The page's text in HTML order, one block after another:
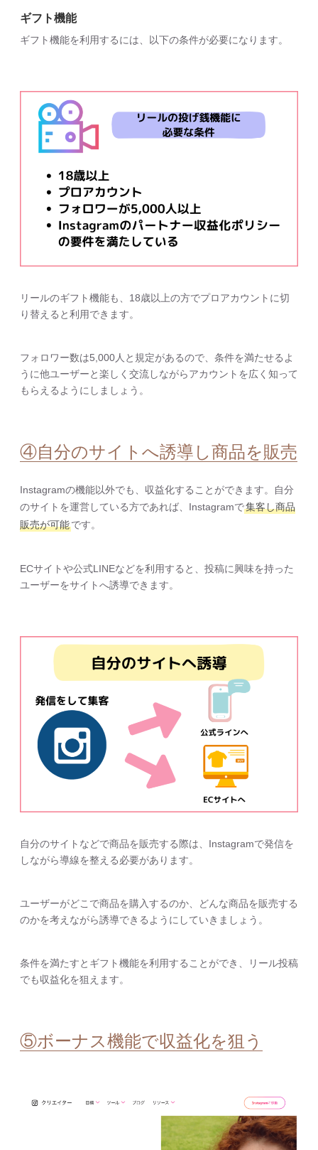
ギフト機能
ギフト機能を利用するには、以下の条件が必要になります。
リールのギフト機能も、18歳以上の方でプロアカウントに切
り替えると利用できます。
フォロワー数は5,000人と規定があるので、条件を満たせるよ
うに他ユーザーと楽しく交流しながらアカウントを広く知って
もらえるようにしましょう。
④自分のサイトへ誘導し商品を販売
Instagramの機能以外でも、収益化することができます。自分
のサイトを運営している方であれば、Instagramで集客し商品
販売が可能です。
ECサイトや公式LINEなどを利用すると、投稿に興味を持った
ユーザーをサイトへ誘導できます。
自分のサイトなどで商品を販売する際は、Instagramで発信を
しながら導線を整える必要があります。
ユーザーがどこで商品を購入するのか、どんな商品を販売する
のかを考えながら誘導できるようにしていきましょう。
条件を満たすとギフト機能を利用することができ、リール投稿
でも収益化を狙えます。
⑤ボーナス機能で収益化を狙う